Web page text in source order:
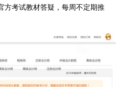
考试教材答疑，每周不定期推